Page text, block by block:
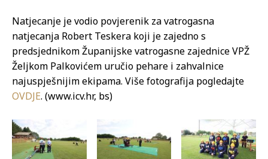
Natjecanje je vodio povjerenik za vatrogasna
natjecanja Robert Teskera koji je zajedno s
predsjednikom Županijske vatrogasne zajednice VPŽ
Željkom Palkovićem uručio pehare i zahvalnice
najuspješnijim ekipama. Više fotografija pogledajte
OVDJE. (www.icv.hr, bs)